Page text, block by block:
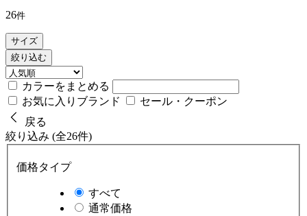
26件
サイズ
絞り込む
カラーをまとめる
お気に入りブランド
セール・クーポン
戻る
絞り込み (全26件)
価格タイプ
すべて
通常価格